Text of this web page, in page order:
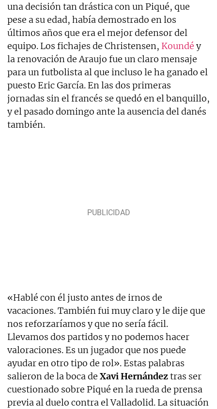
una decisión tan drástica con un Piqué, que
pese a su edad, había demostrado en los
últimos años que era el mejor defensor del
equipo. Los fichajes de Christensen, Koundé y
la renovación de Araujo fue un claro mensaje
para un futbolista al que incluso le ha ganado el
puesto Eric García. En las dos primeras
jornadas sin el francés se quedó en el banquillo,
y el pasado domingo ante la ausencia del danés
también.
«Hablé con él justo antes de irnos de
vacaciones. También fui muy claro y le dije que
nos reforzaríamos y que no sería fácil.
Llevamos dos partidos y no podemos hacer
valoraciones. Es un jugador que nos puede
ayudar en otro tipo de rol». Estas palabras
salieron de la boca de Xavi Hernándeztras ser
cuestionado sobre Piqué en la rueda de prensa
previa al duelo contra el Valladolid. La situación